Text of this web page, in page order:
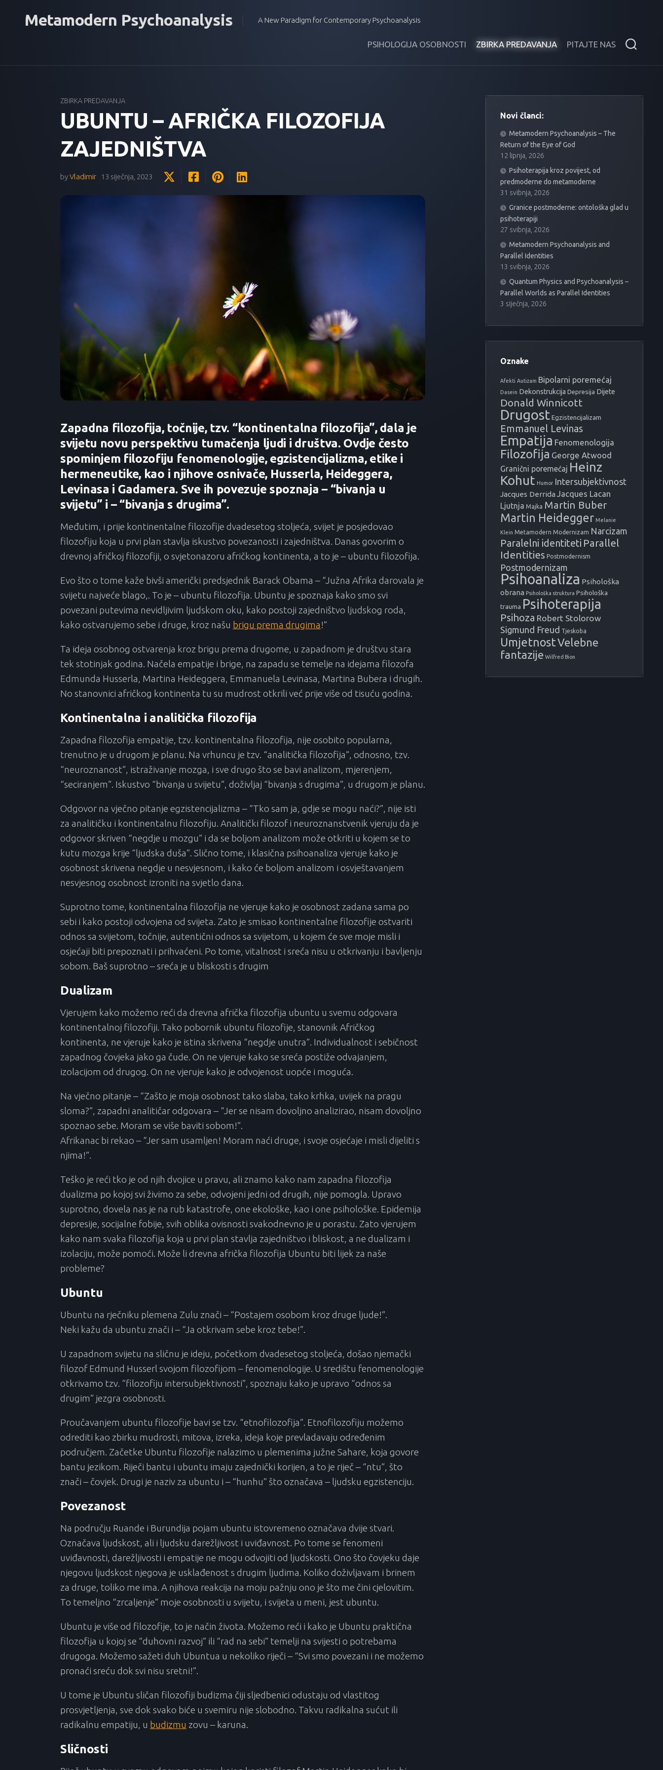
Metamodern Psychoanalysis A New Paradigm for Contemporary Psychoanalysis
PSIHOLOGIJA OSOBNOSTI ZBIRKA PREDAVANJA PITAJTE NAS
ZBIRKA PREDAVANJA
UBUNTU – AFRIČKA FILOZOFIJA
ZAJEDNIŠTVA
byVladimir 13 siječnja, 2023
Zapadna filozofija, točnije, tzv. “kontinentalna filozofija”, dala je
svijetu novu perspektivu tumačenja ljudi i društva. Ovdje često
spominjem filozofiju fenomenologije, egzistencijalizma, etike i
hermeneutike, kao i njihove osnivače, Husserla, Heideggera,
Levinasa i Gadamera. Sve ih povezuje spoznaja – “bivanja u
svijetu” i – “bivanja s drugima”.
Međutim, i prije kontinentalne filozofije dvadesetog stoljeća, svijet je posjedovao
filozofiju koja u prvi plan stavlja iskustvo povezanosti i zajedništva. Danas govorim o
drevnoj afričkoj filozofiji, o svjetonazoru afričkog kontinenta, a to je – ubuntu filozofija.
Evo što o tome kaže bivši američki predsjednik Barack Obama – “Južna Afrika darovala je
svijetu najveće blago,. To je – ubuntu filozofija. Ubuntu je spoznaja kako smo svi
povezani putevima nevidljivim ljudskom oku, kako postoji zajedništvo ljudskog roda,
kako ostvarujemo sebe i druge, kroz našu brigu prema drugima!”
Ta ideja osobnog ostvarenja kroz brigu prema drugome, u zapadnom je društvu stara
tek stotinjak godina. Načela empatije i brige, na zapadu se temelje na idejama filozofa
Edmunda Husserla, Martina Heideggera, Emmanuela Levinasa, Martina Bubera i drugih.
No stanovnici afričkog kontinenta tu su mudrost otkrili već prije više od tisuću godina.
Kontinentalna i analitička filozofija
Zapadna filozofija empatije, tzv. kontinentalna filozofija, nije osobito popularna,
trenutno je u drugom je planu. Na vrhuncu je tzv. “analitička filozofija”, odnosno, tzv.
“neuroznanost”, istraživanje mozga, i sve drugo što se bavi analizom, mjerenjem,
“seciranjem”. Iskustvo “bivanja u svijetu”, doživljaj “bivanja s drugima”, u drugom je planu.
Odgovor na vječno pitanje egzistencijalizma – “Tko sam ja, gdje se mogu naći?”, nije isti
za analitičku i kontinentalnu filozofiju. Analitički filozof i neuroznanstvenik vjeruju da je
odgovor skriven “negdje u mozgu” i da se boljom analizom može otkriti u kojem se to
kutu mozga krije “ljudska duša”. Slično tome, i klasična psihoanaliza vjeruje kako je
osobnost skrivena negdje u nesvjesnom, i kako će boljom analizom i osvještavanjem
nesvjesnog osobnost izroniti na svjetlo dana.
Suprotno tome, kontinentalna filozofija ne vjeruje kako je osobnost zadana sama po
sebi i kako postoji odvojena od svijeta. Zato je smisao kontinentalne filozofije ostvariti
odnos sa svijetom, točnije, autentični odnos sa svijetom, u kojem će sve moje misli i
osjećaji biti prepoznati i prihvaćeni. Po tome, vitalnost i sreća nisu u otkrivanju i bavljenju
sobom. Baš suprotno – sreća je u bliskosti s drugim
Dualizam
Vjerujem kako možemo reći da drevna afrička filozofija ubuntu u svemu odgovara
kontinentalnoj filozofiji. Tako pobornik ubuntu filozofije, stanovnik Afričkog
kontinenta, ne vjeruje kako je istina skrivena “negdje unutra”. Individualnost i sebičnost
zapadnog čovjeka jako ga čude. On ne vjeruje kako se sreća postiže odvajanjem,
izolacijom od drugog. On ne vjeruje kako je odvojenost uopće i moguća.
Na vječno pitanje – “Zašto je moja osobnost tako slaba, tako krhka, uvijek na pragu
sloma?”, zapadni analitičar odgovara – “Jer se nisam dovoljno analizirao, nisam dovoljno
spoznao sebe. Moram se više baviti sobom!”.
Afrikanac bi rekao – “Jer sam usamljen! Moram naći druge, i svoje osjećaje i misli dijeliti s
njima!”.
Teško je reći tko je od njih dvojice u pravu, ali znamo kako nam zapadna filozofija
dualizma po kojoj svi živimo za sebe, odvojeni jedni od drugih, nije pomogla. Upravo
suprotno, dovela nas je na rub katastrofe, one ekološke, kao i one psihološke. Epidemija
depresije, socijalne fobije, svih oblika ovisnosti svakodnevno je u porastu. Zato vjerujem
kako nam svaka filozofija koja u prvi plan stavlja zajedništvo i bliskost, a ne dualizam i
izolaciju, može pomoći. Može li drevna afrička filozofija Ubuntu biti lijek za naše
probleme?
Ubuntu
Ubuntu na rječniku plemena Zulu znači – “Postajem osobom kroz druge ljude!”.
Neki kažu da ubuntu znači i – “Ja otkrivam sebe kroz tebe!”.
U zapadnom svijetu na sličnu je ideju, početkom dvadesetog stoljeća, došao njemački
filozof Edmund Husserl svojom filozofijom – fenomenologije. U središtu fenomenologije
otkrivamo tzv. “filozofiju intersubjektivnosti”, spoznaju kako je upravo “odnos sa
drugim” jezgra osobnosti.
Proučavanjem ubuntu filozofije bavi se tzv. “etnofilozofija”. Etnofilozofiju možemo
odrediti kao zbirku mudrosti, mitova, izreka, ideja koje prevladavaju određenim
područjem. Začetke Ubuntu filozofije nalazimo u plemenima južne Sahare, koja govore
bantu jezikom. Riječi bantu i ubuntu imaju zajednički korijen, a to je riječ – “ntu”, što
znači – čovjek. Drugi je naziv za ubuntu i – “hunhu” što označava – ljudsku egzistenciju.
Povezanost
Na području Ruande i Burundija pojam ubuntu istovremeno označava dvije stvari.
Označava ljudskost, ali i ljudsku darežljivost i uviđavnost. Po tome se fenomeni
uviđavnosti, darežljivosti i empatije ne mogu odvojiti od ljudskosti. Ono što čovjeku daje
njegovu ljudskost njegova je usklađenost s drugim ljudima. Koliko doživljavam i brinem
za druge, toliko me ima. A njihova reakcija na moju pažnju ono je što me čini cjelovitim.
To temeljno “zrcaljenje” moje osobnosti u svijetu, i svijeta u meni, jest ubuntu.
Ubuntu je više od filozofije, to je način života. Možemo reći i kako je Ubuntu praktična
filozofija u kojoj se “duhovni razvoj” ili “rad na sebi” temelji na svijesti o potrebama
drugoga. Možemo sažeti duh Ubuntua u nekoliko riječi – “Svi smo povezani i ne možemo
pronaći sreću dok svi nisu sretni!”.
U tome je Ubuntu sličan filozofiji budizma čiji sljedbenici odustaju od vlastitog
prosvjetljenja, sve dok svako biće u svemiru nije slobodno. Takvu radikalna sućut ili
radikalnu empatiju, u budizmu zovu – karuna.
Sličnosti
Novi članci:
Metamodern Psychoanalysis – The
Return of the Eye of God
12 lipnja, 2026
Psihoterapija kroz povijest, od
predmoderne do metamoderne
31 svibnja, 2026
Granice postmoderne: ontološka glad u
psihoterapiji
27 svibnja, 2026
Metamodern Psychoanalysis and
Parallel Identities
13 svibnja, 2026
Quantum Physics and Psychoanalysis –
Parallel Worlds as Parallel Identities
3 siječnja, 2026
Oznake
Afekti Autizam Bipolarni poremećaj
Dasein Dekonstrukcija Depresija Dijete
Donald Winnicott
Drugost Egzistencijalizam
Emmanuel Levinas
Empatija Fenomenologija
Filozofija George Atwood
Granični poremećaj Heinz
Kohut Humor Intersubjektivnost
Jacques Derrida Jacques Lacan
Ljutnja Majka Martin Buber
Martin Heidegger Melanie
Klein Metamodern Modernizam Narcizam
Paralelni identiteti Parallel
Identities Postmodernism
Postmodernizam
Psihoanaliza Psihološka
obrana Psihološka struktura Psihološka
trauma Psihoterapija
Psihoza Robert Stolorow
Sigmund Freud Tjeskoba
UmjetnostVelebne
fantazije Wilfred Bion